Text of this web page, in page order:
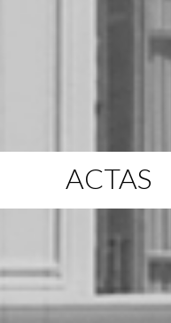
ACTAS